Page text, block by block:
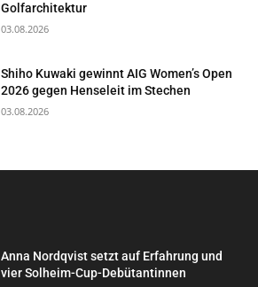
Golfarchitektur
03.08.2026
Shiho Kuwaki gewinnt AIG Women’s Open
2026 gegen Henseleit im Stechen
03.08.2026
Anna Nordqvist setzt auf Erfahrung und
vier Solheim-Cup-Debütantinnen